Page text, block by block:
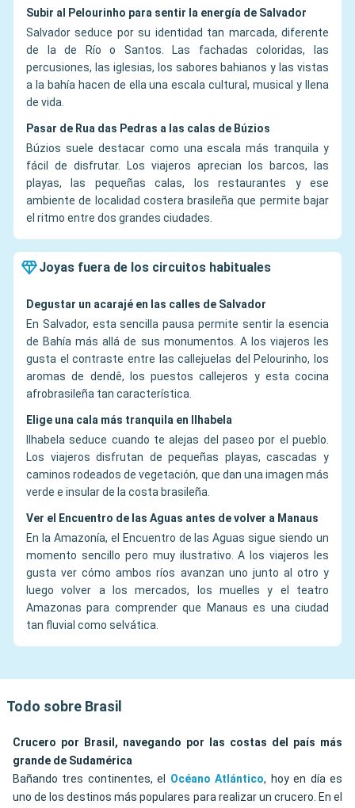
Subir al Pelourinho para sentir la energía de Salvador
Salvador seduce por su identidad tan marcada, diferente
de la de Río o Santos. Las fachadas coloridas, las
percusiones, las iglesias, los sabores bahianos y las vistas
a la bahía hacen de ella una escala cultural, musical y llena
de vida.
Pasar de Rua das Pedras a las calas de Búzios
Búzios suele destacar como una escala más tranquila y
fácil de disfrutar. Los viajeros aprecian los barcos, las
playas, las pequeñas calas, los restaurantes y ese
ambiente de localidad costera brasileña que permite bajar
el ritmo entre dos grandes ciudades.
Joyas fuera de los circuitos habituales
Degustar un acarajé en las calles de Salvador
En Salvador, esta sencilla pausa permite sentir la esencia
de Bahía más allá de sus monumentos. A los viajeros les
gusta el contraste entre las callejuelas del Pelourinho, los
aromas de dendê, los puestos callejeros y esta cocina
afrobrasileña tan característica.
Elige una cala más tranquila en Ilhabela
Ilhabela seduce cuando te alejas del paseo por el pueblo.
Los viajeros disfrutan de pequeñas playas, cascadas y
caminos rodeados de vegetación, que dan una imagen más
verde e insular de la costa brasileña.
Ver el Encuentro de las Aguas antes de volver a Manaus
En la Amazonía, el Encuentro de las Aguas sigue siendo un
momento sencillo pero muy ilustrativo. A los viajeros les
gusta ver cómo ambos ríos avanzan uno junto al otro y
luego volver a los mercados, los muelles y el teatro
Amazonas para comprender que Manaus es una ciudad
tan fluvial como selvática.
Todo sobre Brasil
Crucero por Brasil, navegando por las costas del país más
grande de Sudamérica
Bañando tres continentes, el Océano Atlántico, hoy en día es
uno de los destinos más populares para realizar un crucero. En el